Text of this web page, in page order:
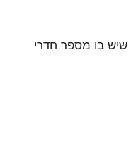
שיש בו מספר חדרי